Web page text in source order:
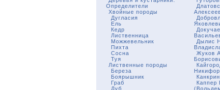
Определители
Хвойные породы
Дугласия
Ель
Кедр
Лиственница
Можжевельник
Пихта
Сосна
Туя
Лиственные породы
Береза
Боярышник
Граб
Дуб
Дылис
Жуков
Каппер